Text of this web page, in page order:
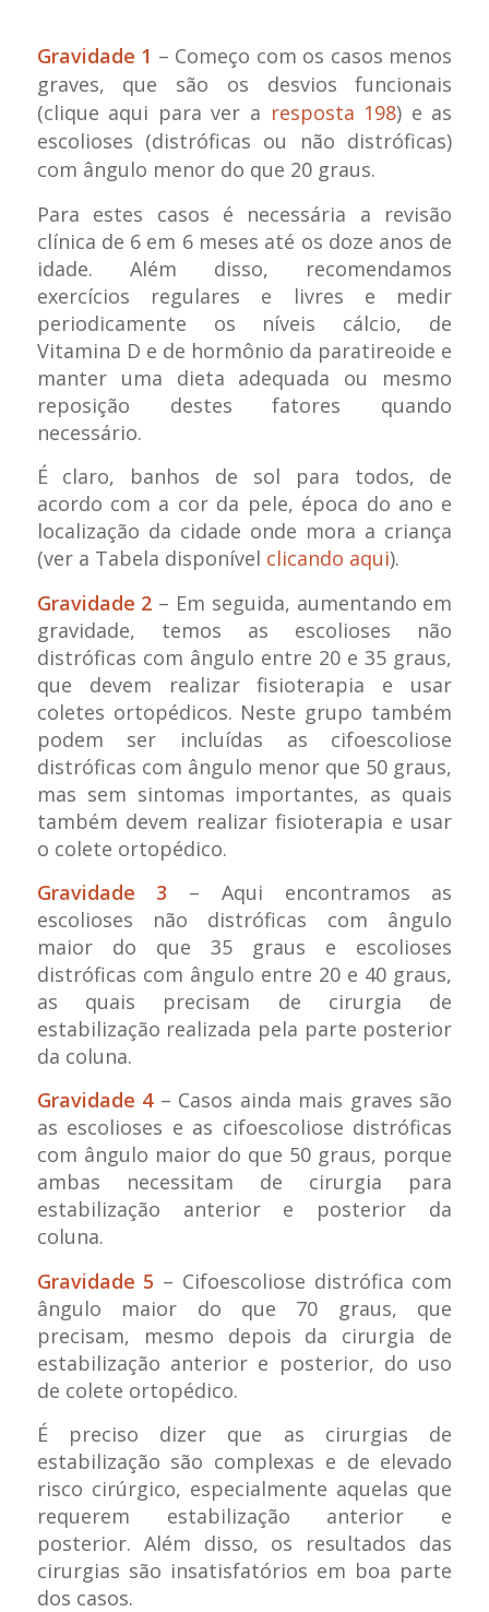
Gravidade 1 – Começo com os casos menos
graves, que são os desvios funcionais
(clique aqui para ver a resposta 198) e as
escolioses (distróficas ou não distróficas)
com ângulo menor do que 20 graus.
Para estes casos é necessária a revisão
clínica de 6 em 6 meses até os doze anos de
idade. Além disso, recomendamos
exercícios regulares e livres e medir
periodicamente os níveis cálcio, de
Vitamina D e de hormônio da paratireoide e
manter uma dieta adequada ou mesmo
reposição destes fatores quando
necessário.
É claro, banhos de sol para todos, de
acordo com a cor da pele, época do ano e
localização da cidade onde mora a criança
(ver a Tabela disponível clicando aqui).
Gravidade 2 – Em seguida, aumentando em
gravidade, temos as escolioses não
distróficas com ângulo entre 20 e 35 graus,
que devem realizar fisioterapia e usar
coletes ortopédicos. Neste grupo também
podem ser incluídas as cifoescoliose
distróficas com ângulo menor que 50 graus,
mas sem sintomas importantes, as quais
também devem realizar fisioterapia e usar
o colete ortopédico.
Gravidade 3 – Aqui encontramos as
escolioses não distróficas com ângulo
maior do que 35 graus e escolioses
distróficas com ângulo entre 20 e 40 graus,
as quais precisam de cirurgia de
estabilização realizada pela parte posterior
da coluna.
Gravidade 4 – Casos ainda mais graves são
as escolioses e as cifoescoliose distróficas
com ângulo maior do que 50 graus, porque
ambas necessitam de cirurgia para
estabilização anterior e posterior da
coluna.
Gravidade 5 – Cifoescoliose distrófica com
ângulo maior do que 70 graus, que
precisam, mesmo depois da cirurgia de
estabilização anterior e posterior, do uso
de colete ortopédico.
É preciso dizer que as cirurgias de
estabilização são complexas e de elevado
risco cirúrgico, especialmente aquelas que
requerem estabilização anterior e
posterior. Além disso, os resultados das
cirurgias são insatisfatórios em boa parte
dos casos.